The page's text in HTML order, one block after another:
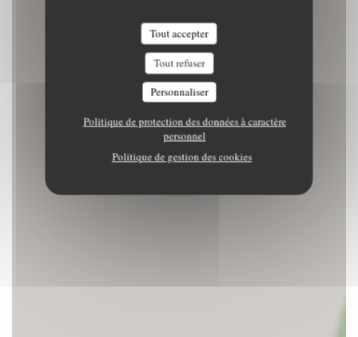
Tout accepter
Tout refuser
Personnaliser
Politique de protection des données à caractère
personnel
Politique de gestion des cookies